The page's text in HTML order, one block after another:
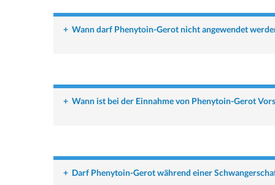
+ Wann darf Phenytoin-Gerot nicht angewendet
+ Wann ist bei der Einnahme von Phenytoin-Gerot
+ Darf Phenytoin-Gerot während einer